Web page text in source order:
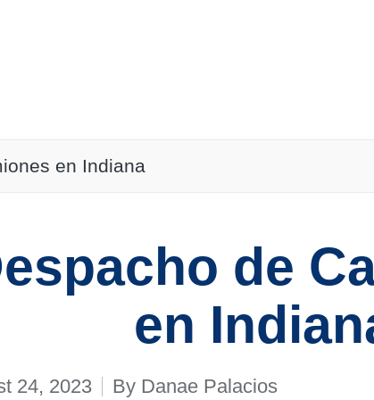
en Indiana
de
en
24, 2023 By Danae Palacios